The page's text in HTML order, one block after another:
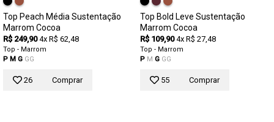
Top Peach Média Sustentação
Marrom Cocoa
R$ 249,90 4x R$ 62,48
Top - Marrom
P M G GG
26 Comprar
Top Bold Leve Sustentação
Marrom Cocoa
R$ 109,90 4x R$ 27,48
Top - Marrom
P M G GG
55 Comprar